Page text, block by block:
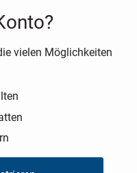
vielen Möglichkeiten